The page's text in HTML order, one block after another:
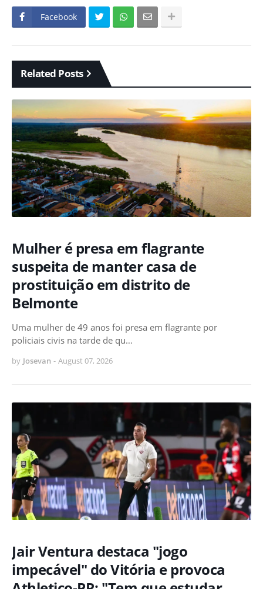
Facebook
Related Posts
Mulher é presa em flagrante
suspeita de manter casa de
prostituição em distrito de
Belmonte
Uma mulher de 49 anos foi presa em flagrante por
policiais civis na tarde de qu…
by Josevan - August 07, 2026
Jair Ventura destaca "jogo
impecável" do Vitória e provoca